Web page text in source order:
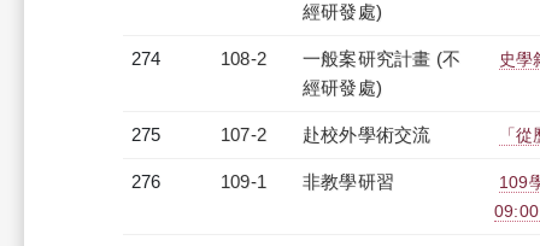
經研發處)
274 108-2
一般案研究計畫 (不
經研發處)
史學
275 107-2 赴校外學術交流 「
276 109-1 非教學研習
109